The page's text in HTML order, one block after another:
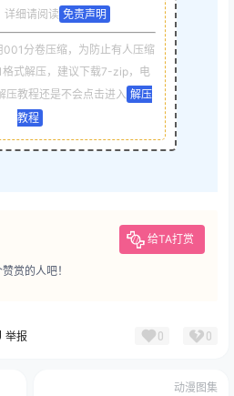
详细请阅读 免责声明
001分卷压缩，为防止有人压缩
式解压，建议下载7-zip，电
压教程还是不会点击进入 解压
教程
给TA打赏
赏的人吧！
举报 0 0
动漫图集